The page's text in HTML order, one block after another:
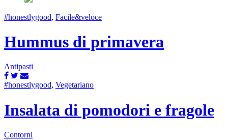
#honestlygood, Facile&veloce
Hummus di primavera
Antipasti
#honestlygood, Vegetariano
Insalata di pomodori e fragole
Contorni